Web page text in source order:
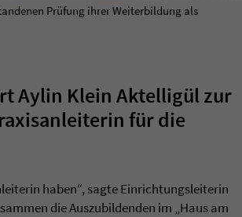
Prüfung ihrer Weiterbildung als
Aylin Klein Aktelligül zur
für die
haben“, sagte Einrichtungsleiterin
die Auszubildenden im „Haus am